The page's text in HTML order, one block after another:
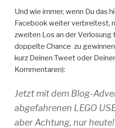
Und wie immer, wenn Du das
Facebook weiter verbreitest,
zweiten Los an der Verlosung
doppelte Chance zu
kurz Deinen Tweet oder
Kommentaren):
Jetzt mit dem Blog-
abgefahrenen LEGO
aber Achtung, nur heute!